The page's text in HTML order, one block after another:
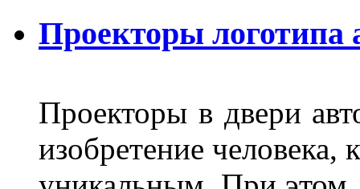
Проекторы логотипа
Проекторы в двери
изобретение человека,